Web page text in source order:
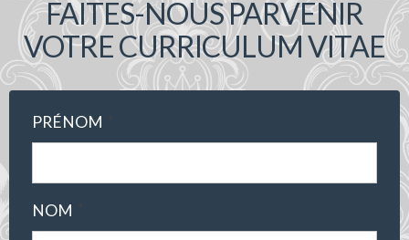
FAITES-NOUS PARVENIR
VOTRE CURRICULUM VITAE
PRÉNOM
NOM